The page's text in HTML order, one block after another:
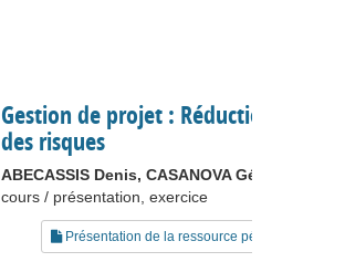
Gestion de projet : Réduction et
des risques
ABECASSIS Denis, CASANOVA Gérard
cours / présentation, exercice
Présentation de la ressource pédagogique